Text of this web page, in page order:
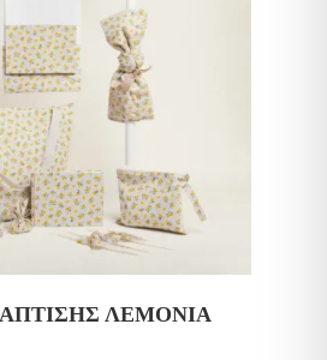
ΛΕΜΟΝΙΑ